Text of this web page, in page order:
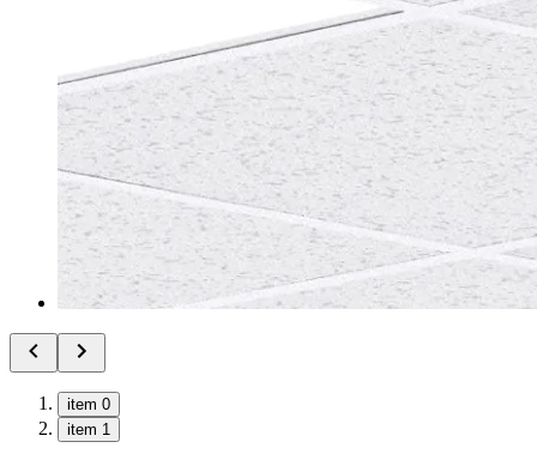
item 0
item 1